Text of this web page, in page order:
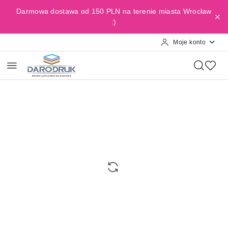
Przejdź do treści głównej
Przejdź do wyszukiwarki
Przejdź do moje konto
Przejdź do menu głównego
Przejdź do opisu produktu
Przejdź do stopki
Darmowa dostawa od 150 PLN na terenie miasta Wrocław
:)
Moje konto